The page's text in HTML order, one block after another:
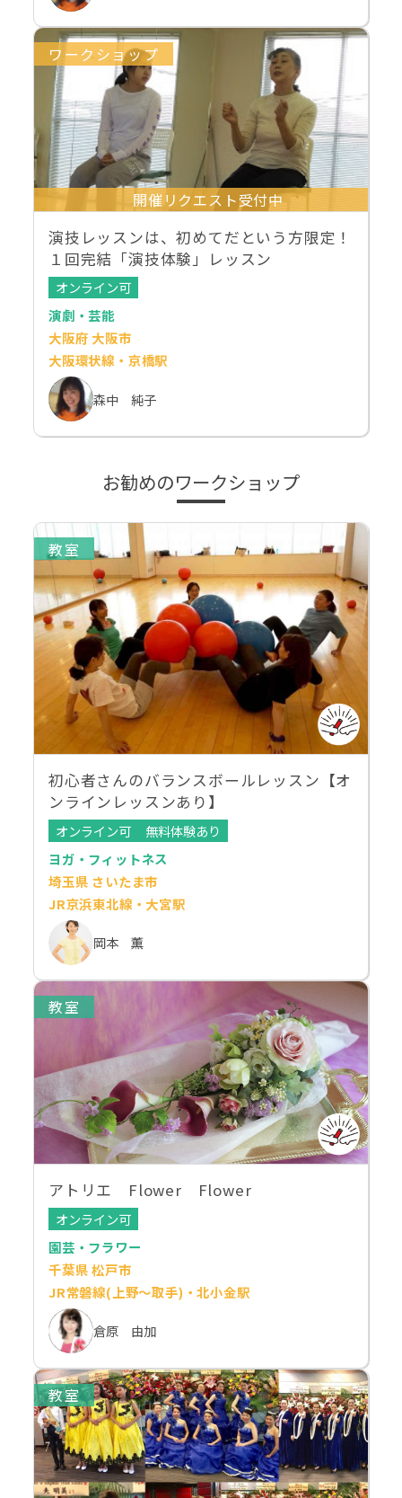
ワークショップ
開催リクエスト受付中
演技レッスンは、初めてだという方限定！
１回完結「演技体験」レッスン
オンライン可
演劇・芸能
大阪府 大阪市
大阪環状線・京橋駅
森中 純子
お勧めのワークショップ
教室
初心者さんのバランスボールレッスン【オ
ンラインレッスンあり】
オンライン可
無料体験あり
ヨガ・フィットネス
埼玉県 さいたま市
JR京浜東北線・大宮駅
岡本 薫
教室
アトリエ Flower Flower
オンライン可
園芸・フラワー
千葉県 松戸市
JR常磐線(上野～取手)・北小金駅
倉原 由加
教室